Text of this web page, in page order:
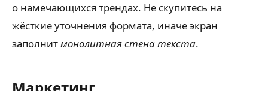
о намечающихся трендах. Не скупитесь на
жёсткие уточнения формата, иначе экран
заполнитмонолитная стена текста.